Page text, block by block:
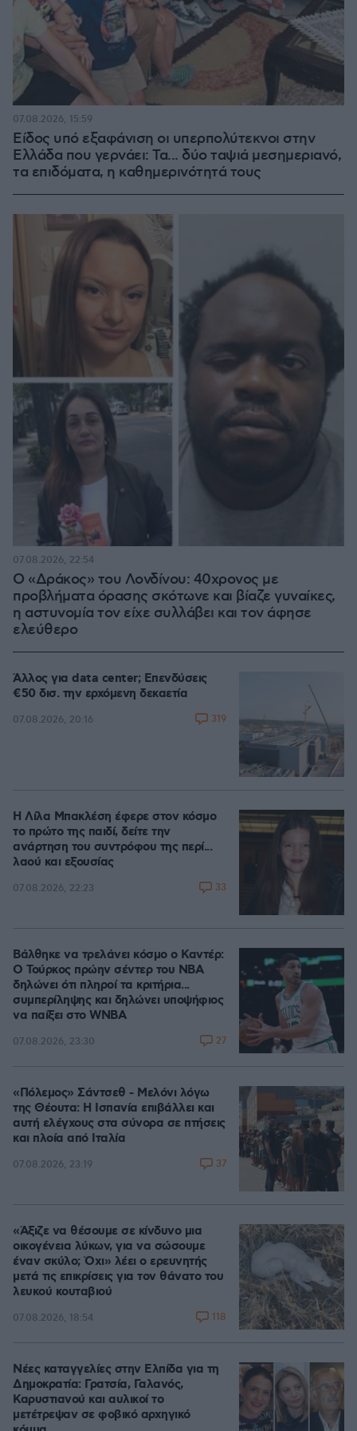
Είδος υπό εξαφάνιση οι υπερπολύτεκνοι στην
Ελλάδα που γερνάει: Τα... δύο ταψιά μεσημεριανό,
τα επιδόματα, η καθημερινότητά τους
07.08.2026, 15:59
Ο «Δράκος» του Λονδίνου: 40χρονος με
προβλήματα όρασης σκότωνε και βίαζε γυναίκες,
η αστυνομία τον είχε συλλάβει και τον άφησε
ελεύθερο
07.08.2026, 22:54
Άλλος για data center; Επενδύσεις
€50 δισ. την ερχόμενη δεκαετία
07.08.2026, 20:16 319
Η Λίλα Μπακλέση έφερε στον κόσμο
το πρώτο της παιδί, δείτε την
ανάρτηση του συντρόφου της περί...
λαού και εξουσίας
07.08.2026, 22:23 33
Βάλθηκε να τρελάνει κόσμο ο Καντέρ:
Ο Τούρκος πρώην σέντερ του NBA
δηλώνει ότι πληροί τα κριτήρια...
συμπερίληψης και δηλώνει υποψήφιος
να παίξει στο WNBA
07.08.2026, 23:30 27
«Πόλεμος» Σάντσεθ - Μελόνι λόγω
της Θέουτα: Η Ισπανία επιβάλλει και
αυτή ελέγχους στα σύνορα σε πτήσεις
και πλοία από Ιταλία
07.08.2026, 23:19 37
«Άξιζε να θέσουμε σε κίνδυνο μια
οικογένεια λύκων, για να σώσουμε
έναν σκύλο; Όχι» λέει ο ερευνητής
μετά τις επικρίσεις για τον θάνατο του
λευκού κουταβιού
07.08.2026, 18:54 118
Νέες καταγγελίες στην Ελπίδα για τη
Δημοκρατία: Γρατσία, Γαλανός,
Καρυστιανού και αυλικοί το
μετέτρεψαν σε φοβικό αρχηγικό